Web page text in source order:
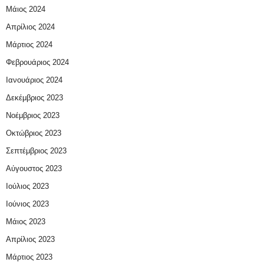
Μάιος 2024
Απρίλιος 2024
Μάρτιος 2024
Φεβρουάριος 2024
Ιανουάριος 2024
Δεκέμβριος 2023
Νοέμβριος 2023
Οκτώβριος 2023
Σεπτέμβριος 2023
Αύγουστος 2023
Ιούλιος 2023
Ιούνιος 2023
Μάιος 2023
Απρίλιος 2023
Μάρτιος 2023